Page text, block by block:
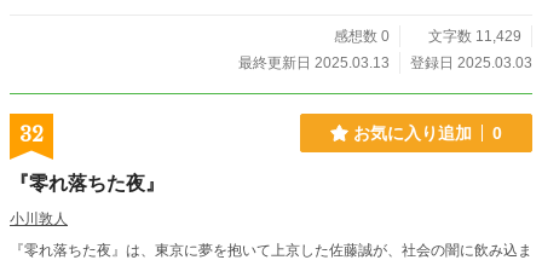
積み重ねた日常を築くことが、その人の魂にとって、本当の価値があることを見
感想数 0
文字数 11,429
最終更新日 2025.03.13
登録日 2025.03.03
32 お気に入り追加 0
『零れ落ちた夜』
小川敦人
『零れ落ちた夜』は、東京に夢を抱いて上京した佐藤誠が、社会の闇に飲み込ま